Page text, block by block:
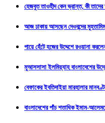
হেজবুত তাওহীদ কেন ভ্রান্ত, কী তাদের
আজ ঢাকায় আসছেন দেওবন্দের
পায়ে হেঁটে হজের উদ্দেশে রওয়ানা
মুআসসাসা ইলমিয়্যাহ বাংলাদেশের
বেফাকের ইবতিদাইয়া মারহালার
বাংলাদেশের পাঁচ শতাধিক ইমাম-